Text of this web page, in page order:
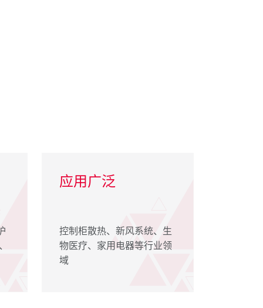
应用广泛
控制柜散热、新风系统、生
物医疗、家用电器等行业领
域